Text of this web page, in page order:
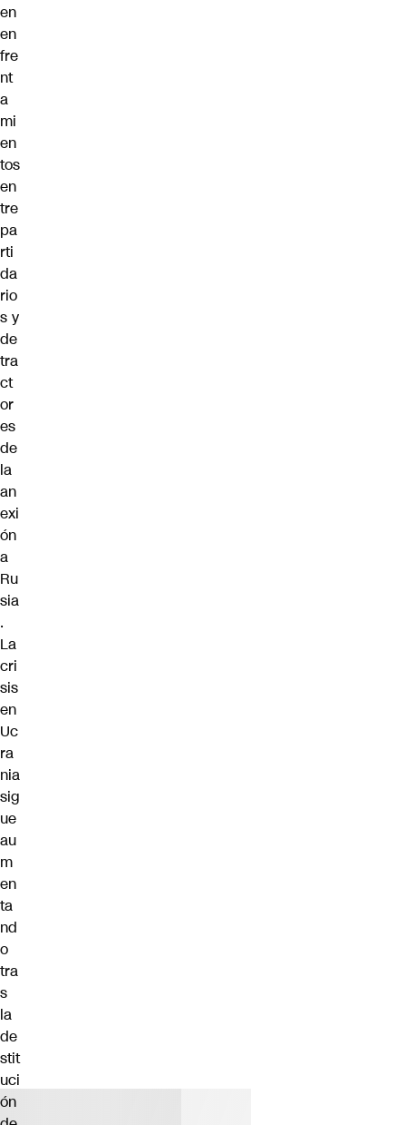
en
en
fre
nt
a
mi
en
tos
en
tre
pa
rti
da
rio
s y
de
tra
ct
or
es
de
la
an
exi
ón
a
Ru
sia
.
La
cri
sis
en
Uc
ra
nia
sig
ue
au
m
en
ta
nd
o
tra
s
la
de
stit
uci
ón